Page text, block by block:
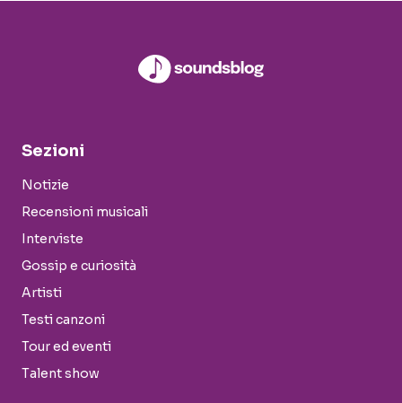
Sezioni
Notizie
Recensioni musicali
Interviste
Gossip e curiosità
Artisti
Testi canzoni
Tour ed eventi
Talent show